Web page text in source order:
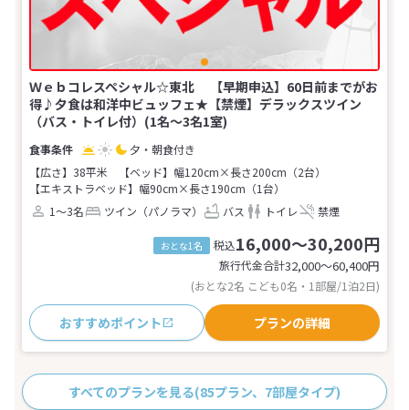
Ｗｅｂコレスペシャル☆東北 【早期申込】60日前までがお
得♪夕食は和洋中ビュッフェ★【禁煙】デラックスツイン
（バス・トイレ付）(1名～3名1室)
夕・朝食付き
【広さ】38平米
【ベッド】幅120cm×長さ200cm（2台）
【エキストラベッド】幅90cm×長さ190cm（1台）
1～3名
ツイン（パノラマ） バス トイレ 禁煙
おとな1名 税込16,000～30,200円
旅行代金合計32,000〜60,400円
(おとな2名 こども0名・1部屋/1泊2日)
おすすめポイント プランの詳細
すべてのプランを見る(85プラン、7部屋タイプ)